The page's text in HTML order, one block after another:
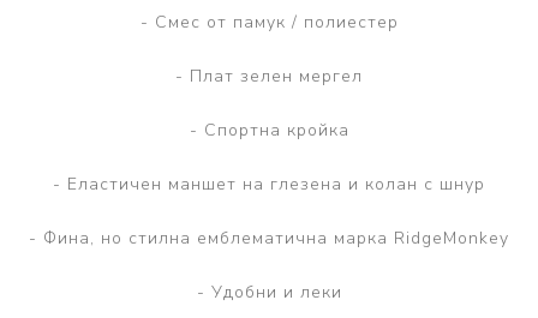
- Смес от памук / полиестер
- Плат зелен мергел
- Спортна кройка
- Еластичен маншет на глезена и колан с шнур
- Фина, но стилна емблематична марка RidgeMonkey
- Удобни и леки